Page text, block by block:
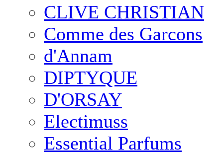
CLIVE CHRISTIAN
Comme des Garcons
d'Annam
DIPTYQUE
D'ORSAY
Electimuss
Essential Parfums